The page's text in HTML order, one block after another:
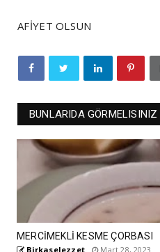
AFİYET OLSUN
BUNLARIDA GÖRMELISINIZ
MERCİMEKLİ KESME ÇORBASI
Birkaselezzet Mart 28, 2023